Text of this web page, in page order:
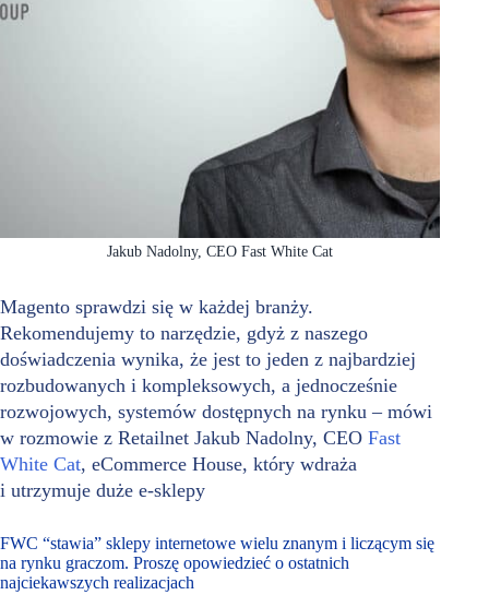
Jakub Nadolny, CEO Fast White Cat
Magento sprawdzi się w każdej branży.
Rekomendujemy to narzędzie, gdyż z naszego
doświadczenia wynika, że jest to jeden z najbardziej
rozbudowanych i kompleksowych, a jednocześnie
rozwojowych, systemów dostępnych na rynku – mówi
w rozmowie z Retailnet Jakub Nadolny, CEO Fast
White Cat, eCommerce House, który wdraża
i utrzymuje duże e-sklepy
FWC “stawia” sklepy internetowe wielu znanym i liczącym się
na rynku graczom. Proszę opowiedzieć o ostatnich
najciekawszych realizacjach